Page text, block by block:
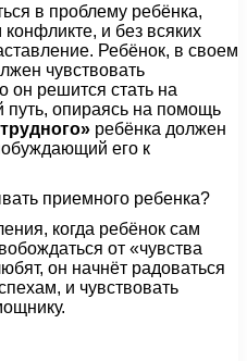
в проблему ребёнка,
и без всяких
Ребёнок, в своем
чувствовать
он решится стать на
путь, опираясь на помощь
ребёнка должен
его к
приемного ребенка?
когда ребёнок сам
от «чувства
он начнёт радоваться
и чувствовать